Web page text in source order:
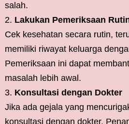
salah.
Lakukan Pemeriksaan
Cek kesehatan secara rutin,
memiliki riwayat keluarga
Pemeriksaan ini dapat
masalah lebih awal.
Konsultasi dengan Dokter
Jika ada gejala yang
konsultasi dengan dokter.